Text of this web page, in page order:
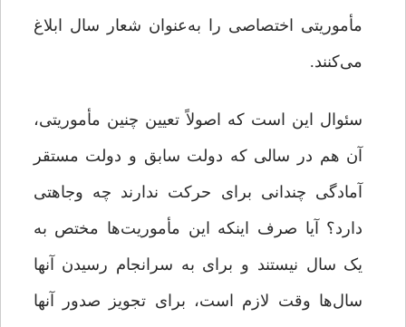
مأموریتی اختصاصی را به‌عنوان شعار سال ابلاغ
می‌کنند.
سئوال این است که اصولاً تعیین چنین مأموریتی،
آن هم در سالی که دولت سابق و دولت مستقر
آمادگی چندانی برای حرکت ندارند چه وجاهتی
دارد؟ آیا صرف اینکه این مأموریت‌ها مختص به
یک سال نیستند و برای به سرانجام رسیدن آنها
سال‌ها وقت لازم است، برای تجویز صدور آنها